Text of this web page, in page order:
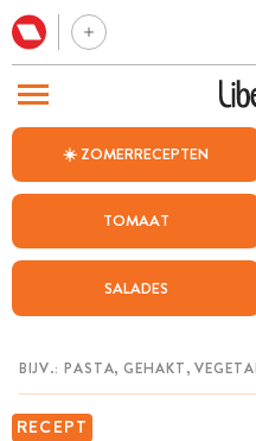
☀️ ZOMERRECEPTEN
TOMAAT
SALADES
RECEPT
BEZOEK ONZE ANDERE WEBSITES
WEEKMENU
CHAT MET MAIA
MIJN BEWAARDE RECEPTEN